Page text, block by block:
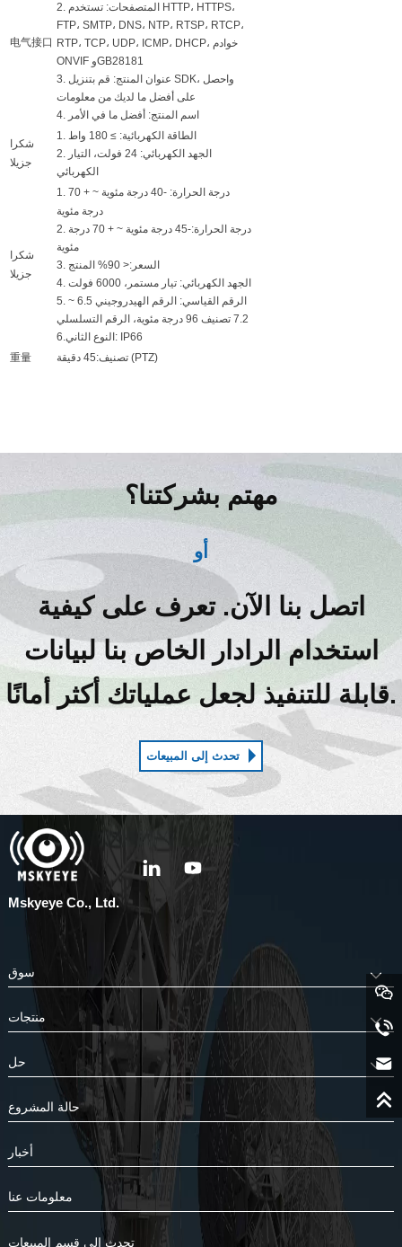
电气接口
2. المتصفحات: تستخدم HTTP، HTTPS،
FTP، SMTP، DNS، NTP، RTSP، RTCP،
RTP، TCP، UDP، ICMP، DHCP، خوادم
ONVIF وGB28181
3. عنوان المنتج: قم بتنزيل SDK، واحصل
على أفضل ما لديك من معلومات
4. اسم المنتج: أفضل ما في الأمر
شكرا
جزيلا
1. الطاقة الكهربائية: ≥ 180 واط
2. الجهد الكهربائي: 24 فولت، التيار
الكهربائي
شكرا
جزيلا
1. درجة الحرارة: -40 درجة مئوية ~ + 70
درجة مئوية
2. درجة الحرارة:-45 درجة مئوية ~ + 70 درجة
مئوية
3. السعر:< 90% المنتج
4. الجهد الكهربائي: تيار مستمر، 6000 فولت
5. الرقم القياسي: الرقم الهيدروجيني 6.5 ~
7.2 تصنيف 96 درجة مئوية، الرقم التسلسلي
6.النوع الثاني: IP66
重量
تصنيف:45 دقيقة (PTZ)
مهتم بشركتنا؟
أو
اتصل بنا الآن. تعرف على كيفية
استخدام الرادار الخاص بنا لبيانات
قابلة للتنفيذ لجعل عملياتك أكثر أمانًا.
تحدث إلى المبيعات
Mskyeye Co., Ltd.
سوق
منتجات
حل
حالة المشروع
أخبار
معلومات عنا
تحدث إلى قسم المبيعات